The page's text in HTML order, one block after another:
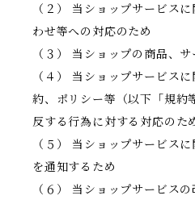
（２） 当ショップサービス
わせ等への対応のため
（３） 当ショップの商品、
（４） 当ショップサービス
約、ポリシー等（以下「規約
反する行為に対する対応のた
（５） 当ショップサービス
を通知するため
（６） 当ショップサービス